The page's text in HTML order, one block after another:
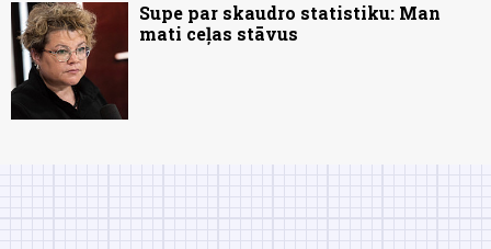
Supe par skaudro statistiku: Man
mati ceļas stāvus